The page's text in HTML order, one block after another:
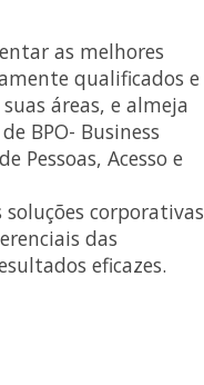
as melhores
qualificados e
áreas, e almeja
BPO- Business
Pessoas, Acesso e
corporativas
das
eficazes.